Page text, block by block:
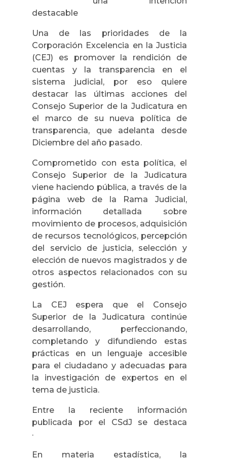
destacable
Una de las prioridades de la
Corporación Excelencia en la Justicia
(CEJ) es promover la rendición de
cuentas y la transparencia en el
sistema judicial, por eso quiere
destacar las últimas acciones del
Consejo Superior de la Judicatura en
el marco de su nueva política de
transparencia, que adelanta desde
Diciembre del año pasado.
Comprometido con esta política, el
Consejo Superior de la Judicatura
viene haciendo pública, a través de la
página web de la Rama Judicial,
información detallada sobre
movimiento de procesos, adquisición
de recursos tecnológicos, percepción
del servicio de justicia, selección y
elección de nuevos magistrados y de
otros aspectos relacionados con su
gestión.
La CEJ espera que el Consejo
Superior de la Judicatura continúe
desarrollando, perfeccionando,
completando y difundiendo estas
prácticas en un lenguaje accesible
para el ciudadano y adecuadas para
la investigación de expertos en el
tema de justicia.
Entre la reciente información
publicada por el CSdJ se destaca
·
En materia estadística, la